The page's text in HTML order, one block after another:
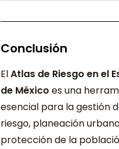
Conclusión
ElAtlas de Riesgo en el
de México es una
esencial para la gestión
riesgo, planeación
protección de la